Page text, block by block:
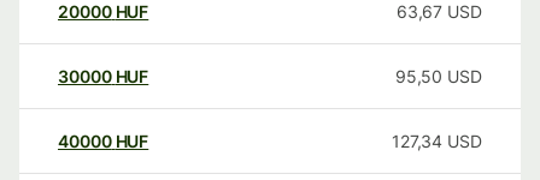
20000 HUF 63,67 USD
30000 HUF 95,50 USD
40000 HUF 127,34 USD